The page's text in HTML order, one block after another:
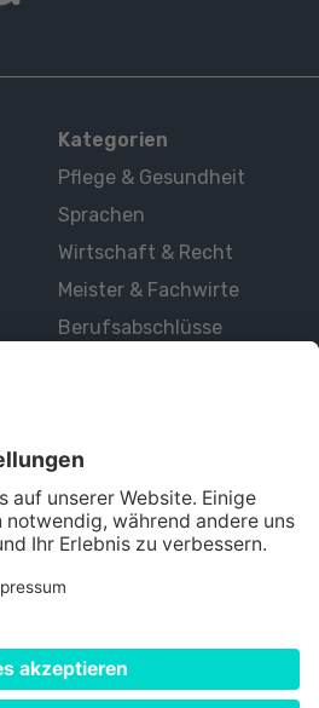
Kategorien
Pflege & Gesundheit
Sprachen
Wirtschaft & Recht
Meister & Fachwirte
Berufsabschlüsse
Impressum